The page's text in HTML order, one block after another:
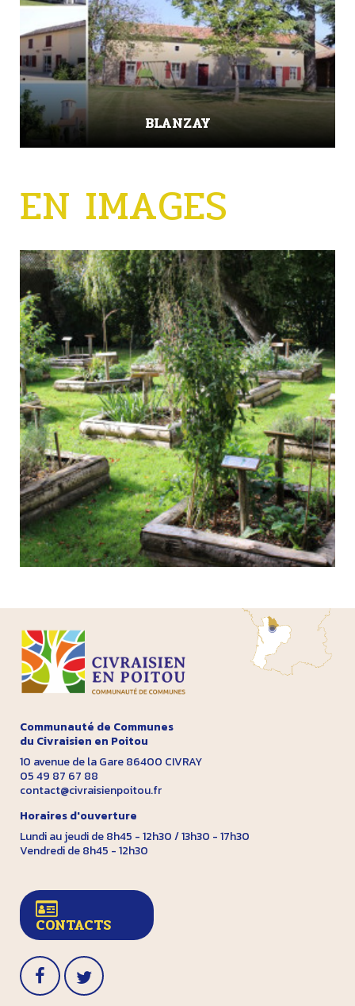
BLANZAY
EN IMAGES
Communauté de Communes
du Civraisien en Poitou
10 avenue de la Gare 86400 CIVRAY
05 49 87 67 88
contact@civraisienpoitou.fr
Horaires d'ouverture
Lundi au jeudi de 8h45 - 12h30 / 13h30 - 17h30
Vendredi de 8h45 - 12h30
CONTACTS